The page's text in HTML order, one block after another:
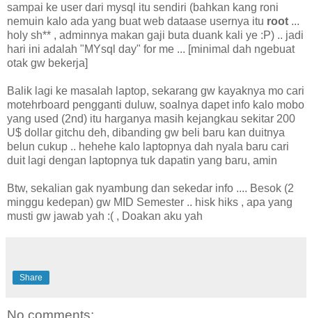
sampai ke user dari mysql itu sendiri (bahkan kang roni
nemuin kalo ada yang buat web dataase usernya itu root ...
holy sh** , adminnya makan gaji buta duank kali ye :P) .. jadi
hari ini adalah "MYsql day" for me ... [minimal dah ngebuat
otak gw bekerja]
Balik lagi ke masalah laptop, sekarang gw kayaknya mo cari
motehrboard pengganti duluw, soalnya dapet info kalo mobo
yang used (2nd) itu harganya masih kejangkau sekitar 200
U$ dollar gitchu deh, dibanding gw beli baru kan duitnya
belun cukup .. hehehe kalo laptopnya dah nyala baru cari
duit lagi dengan laptopnya tuk dapatin yang baru, amin
Btw, sekalian gak nyambung dan sekedar info .... Besok (2
minggu kedepan) gw MID Semester .. hisk hiks , apa yang
musti gw jawab yah :( , Doakan aku yah
Share
No comments: